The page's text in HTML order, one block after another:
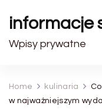
informacje
Wpisy prywatne
Home kulinaria
w najważniejszym